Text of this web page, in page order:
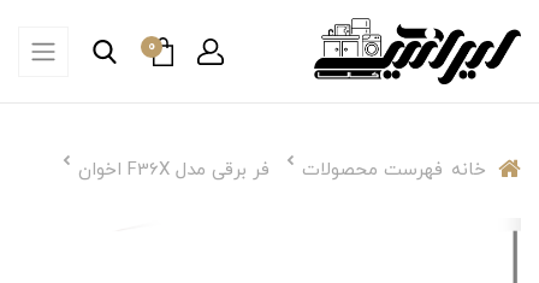
0
خانه فهرست محصولات فر برقی مدل F36X اخوان